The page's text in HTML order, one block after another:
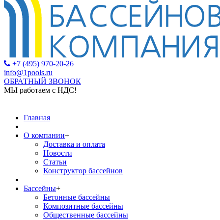
+7 (495) 970-20-26
info@1pools.ru
ОБРАТНЫЙ ЗВОНОК
МЫ работаем с НДС!
Главная
О компании+
Доставка и оплата
Новости
Статьи
Конструктор бассейнов
Бассейны+
Бетонные бассейны
Композитные бассейны
Общественные бассейны